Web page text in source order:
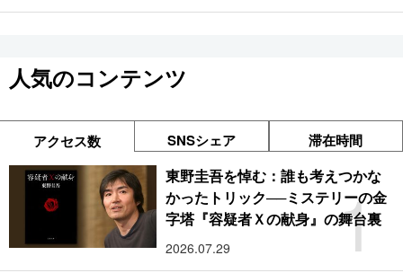
人気のコンテンツ
アクセス数 SNSシェア 滞在時間
1
東野圭吾を悼む：誰も考えつかな
かったトリック──ミステリーの金
字塔『容疑者Ｘの献身』の舞台裏
2026.07.29